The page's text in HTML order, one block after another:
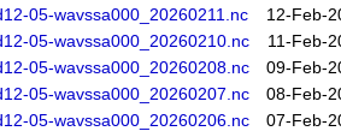
05-wavssa000_20260211.nc
12-Feb-
05-wavssa000_20260210.nc
11-Feb-
05-wavssa000_20260208.nc
09-Feb-
05-wavssa000_20260207.nc
08-Feb-
05-wavssa000_20260206.nc
07-Feb-